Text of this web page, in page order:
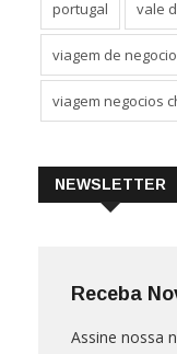
portugal vale
viagem de
viagem negocios
NEWSLETTER
Receba
Assine nossa